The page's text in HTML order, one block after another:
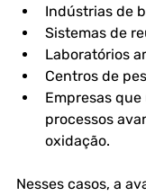
Indústrias de
Sistemas de
Laboratórios
Centros de
Empresas
processos
oxidação.
Nesses casos, a